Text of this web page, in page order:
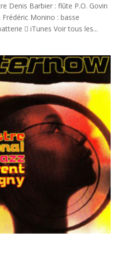
Denis Barbier : flûte P.O. Govin
Frédéric Monino : basse
 iTunes Voir tous les...